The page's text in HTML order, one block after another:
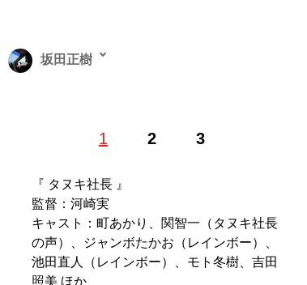
1 2 3
坂田正樹
経て、フリーライターに。国内外の映画、ドラマを中心
ィアに寄稿。2022年4月には、エンタメの「舞台裏」を
学ぶライブラーニングサイト「バックヤード・コム」を
立ち上げ、現在は編集長として、ライターとして、多忙
な日々を送る。（Twitterアカウン
ト：: @Backyard_com）
『 タヌキ社長 』
監督：河崎実
キャスト：町あかり、関智一（タヌキ社長
の声）、ジャンボたかお（レインボー）、
池田直人（レインボー）、モト冬樹、吉田
照美 ほか